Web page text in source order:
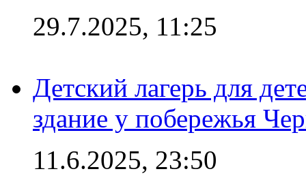
29.7.2025, 11:25
Детский лагерь для
здание у побережья
11.6.2025, 23:50